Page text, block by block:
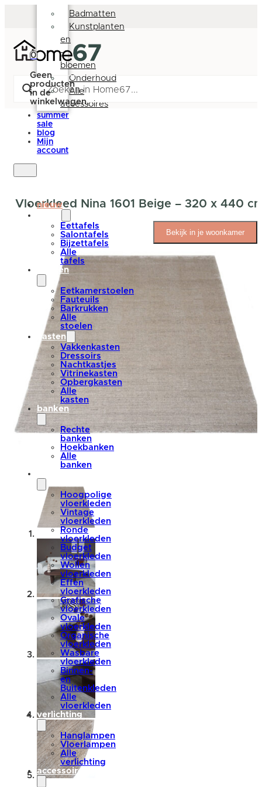
0
Geen
producten
in de
winkelwagen.
Badmatten
Kunstplanten
en
-
bloemen
Onderhoud
Alle
accessoires
summer
sale
blog
Mijn
account
nieuw
Eettafels
Salontafels
Bijzettafels
Alle
tafels
stoelen
Eetkamerstoelen
Fauteuils
Barkrukken
Alle
stoelen
kasten
Vakkenkasten
Dressoirs
Nachtkastjes
Vitrinekasten
Opbergkasten
Alle
kasten
banken
Rechte
banken
Hoekbanken
Alle
banken
Hoogpolige
vloerkleden
Vintage
vloerkleden
Ronde
vloerkleden
Budget
vloerkleden
Wollen
vloerkleden
Effen
vloerkleden
Grafische
vloerkleden
Ovale
vloerkleden
Organische
vloerkleden
Wasbare
vloerkleden
Binnen-
en
Buitenkleden
Alle
vloerkleden
verlichting
Hanglampen
Vloerlampen
Alle
verlichting
accessoires
Vloerkleed Nina 1601 Beige – 320 x 440
Bekijk in je woonkamer